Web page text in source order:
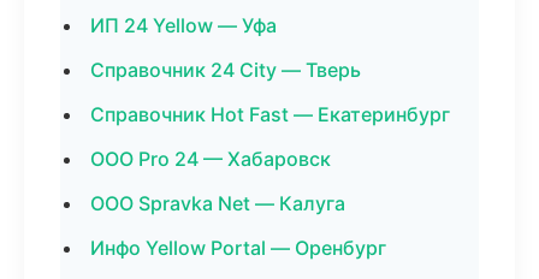
ИП 24 Yellow — Уфа
Справочник 24 City — Тверь
Справочник Hot Fast — Екатеринбург
ООО Pro 24 — Хабаровск
ООО Spravka Net — Калуга
Инфо Yellow Portal — Оренбург